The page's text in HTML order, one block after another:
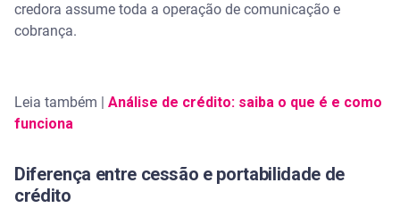
credora assume toda a operação de comunicação e
cobrança.
Leia também | Análise de crédito: saiba o que é e como
funciona
Diferença entre cessão e portabilidade de
crédito